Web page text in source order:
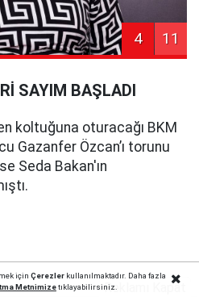
4 11
SAYIM BAŞLADI
koltuğuna oturacağı BKM
Gazanfer Özcan’ı torunu
Seda Bakan'ın
için Çerezlerkullanılmaktadır. Daha fazla
Metnimizetıklayabilirsiniz.Reklamı Kapat